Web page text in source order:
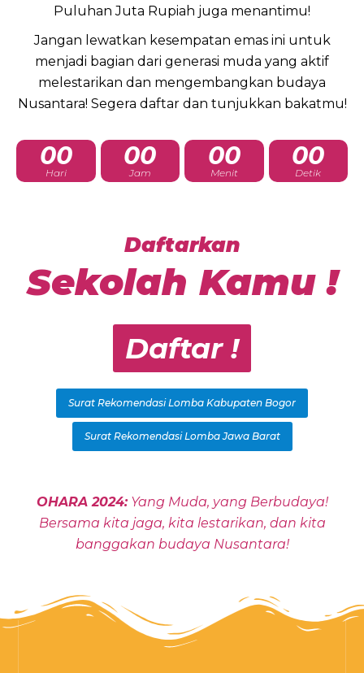
Puluhan Juta Rupiah juga menantimu!
Jangan lewatkan kesempatan emas ini untuk
menjadi bagian dari generasi muda yang aktif
melestarikan dan mengembangkan budaya
Nusantara! Segera daftar dan tunjukkan bakatmu!
00
Hari
00
Jam
00
Menit
00
Detik
Daftarkan
Sekolah Kamu !
Daftar !
Surat Rekomendasi Lomba Kabupaten Bogor
Surat Rekomendasi Lomba Jawa Barat
OHARA 2024:Yang Muda, yang Berbudaya!
Bersama kita jaga, kita lestarikan, dan kita
banggakan budaya Nusantara!